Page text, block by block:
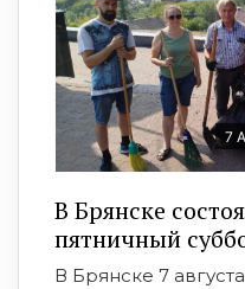
7
В Брянске
пятничный
В Брянске 7